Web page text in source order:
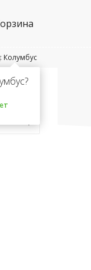
Колумбус